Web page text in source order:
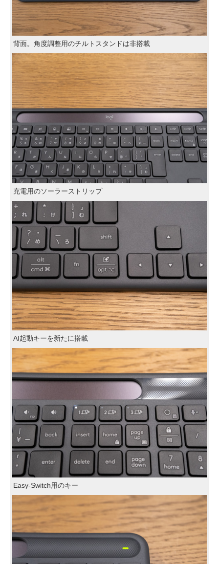
背面。角度調整用のチルトスタンドは非搭載
充電用のソーラーストリップ
AI起動キーを新たに搭載
Easy-Switch用のキー